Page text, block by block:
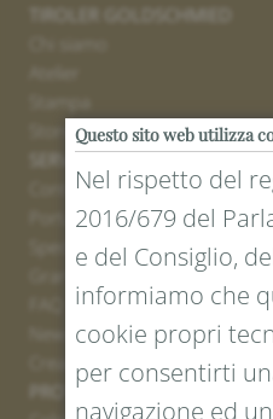
TIROLER GOLDSCHMIED
Stores
SERVICE
Contatto
Portale resi
Spedizione
Grandezze e lunghezze
Newsletter iscrizione
PROTEZIONE LEGALE E DEI
Questo sito web utilizza
Nel rispetto del
2016/679 del
e del Consiglio,
informiamo che
cookie propri
per consentirti
navigazione ed